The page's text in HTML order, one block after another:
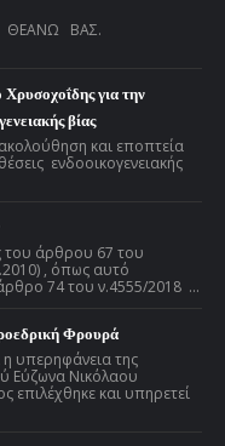
μας
ΘΕΑΝΩ ΒΑΣ.
για την
βίας
και εποπτεία
ενδοοικογενειακής
του άρθρου 67 του
, όπως αυτό
74 του ν.4555/2018 ...
Φρουρά
η υπερηφάνεια της
Εύζωνα Νικόλαου
και υπηρετεί